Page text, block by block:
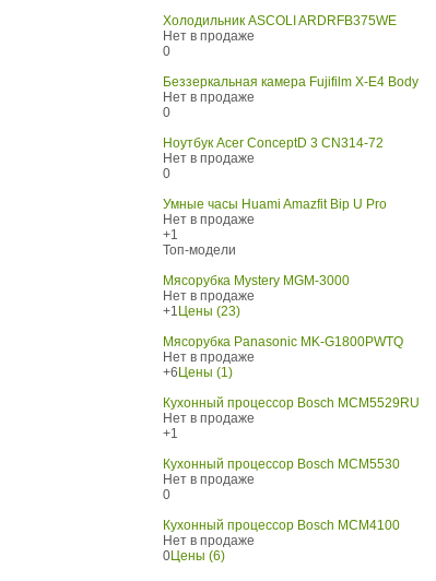
Холодильник ASCOLI ARDRFB375WE
Нет в продаже
0
Беззеркальная камера Fujifilm X-E4 Body
Нет в продаже
0
Ноутбук Acer ConceptD 3 CN314-72
Нет в продаже
0
Умные часы Huami Amazfit Bip U Pro
Нет в продаже
+1
Топ-модели
Мясорубка Mystery MGM-3000
Нет в продаже
+1 Цены (23)
Мясорубка Panasonic MK-G1800PWTQ
Нет в продаже
+6 Цены (1)
Кухонный процессор Bosch MCM5529RU
Нет в продаже
+1
Кухонный процессор Bosch MCM5530
Нет в продаже
0
Кухонный процессор Bosch MCM4100
Нет в продаже
0Цены (6)